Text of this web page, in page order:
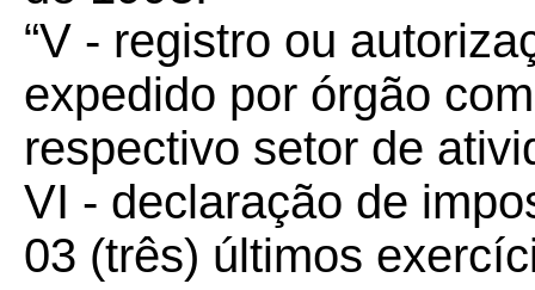
“V - registro ou
expedido por órgão
respectivo setor de
VI - declaração de
03 (três) últimos